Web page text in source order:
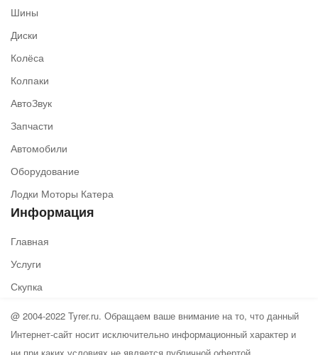
Шины
Диски
Колёса
Колпаки
АвтоЗвук
Запчасти
Автомобили
Оборудование
Лодки Моторы Катера
Информация
Главная
Услуги
Скупка
@ 2004-2022 Tyrer.ru. Обращаем ваше внимание на то, что данный
Интернет-сайт носит исключительно информационный характер и